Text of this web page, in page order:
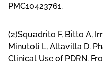
PMC10423761.
(2)Squadrito F, Bitto A,
Minutoli L, Altavilla D.
Clinical Use of PDRN.